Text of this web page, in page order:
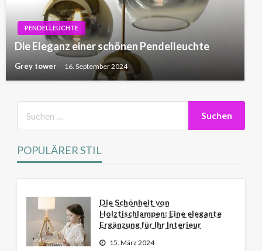
PENDELLEUCHTE
Die Eleganz einer schönen Pendelleuchte
Grey tower 16. September 2024
POPULÄRER STIL
Die Schönheit von
Holztischlampen: Eine elegante
Ergänzung für Ihr Interieur
15. März 2024